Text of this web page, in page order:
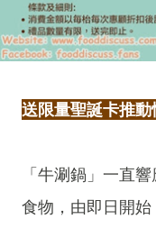
送限量聖誕卡推
「牛涮鍋」一直
食物，由即日開